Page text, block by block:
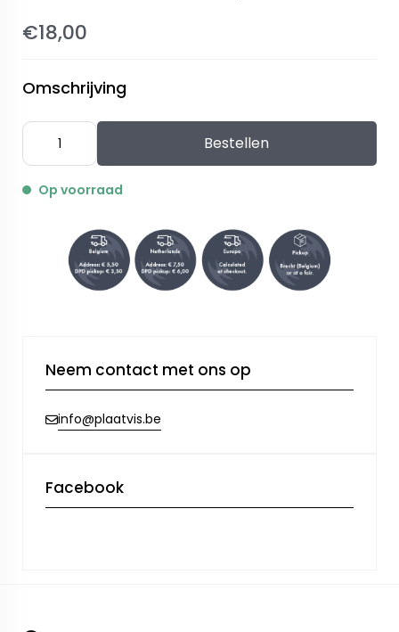
€18,00
Omschrijving
Bestellen
Op voorraad
Neem contact met ons op
info@plaatvis.be
Facebook